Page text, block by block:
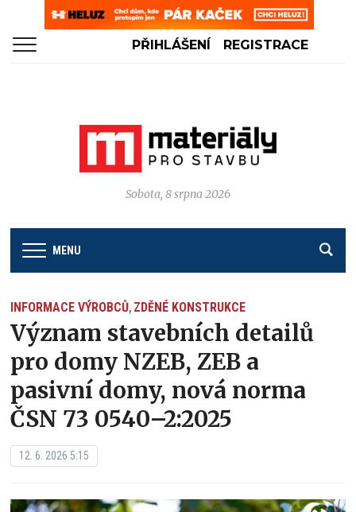
PŘIHLÁŠENÍ REGISTRACE
Sobota, 8 srpna 2026
MENU
INFORMACE VÝROBCŮ, ZDĚNÉ KONSTRUKCE
Význam stavebních detailů
pro domy NZEB, ZEB a
pasivní domy, nová norma
ČSN 73 0540–2:2025
12. 6. 2026 5:15